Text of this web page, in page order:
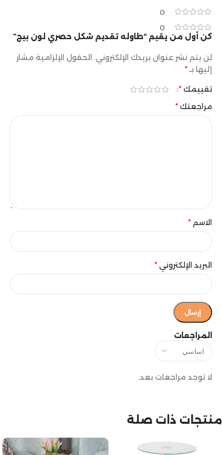
0
0
المراجعات
لا توجد مراجعات بعد.
كن أول من يقيم “طاوله تقديم شكل حصري لون بيج”
لن يتم نشر عنوان بريدك الإلكتروني. الحقول الإلزامية مشار
إليها بـ *
تقييمك *
مراجعتك *
الاسم *
البريد الإلكتروني *
منتجات ذات صلة